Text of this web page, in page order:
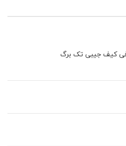
کیف جیبی تک برگ